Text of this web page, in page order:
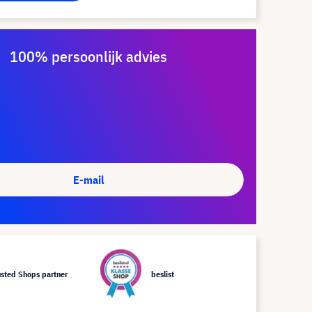
100% persoonlijk advies
E-mail
Shops partner beslist